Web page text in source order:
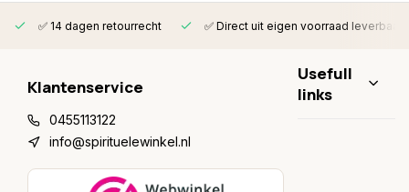
✅ 14 dagen retourrecht ✅ Direct uit eigen voorraad leverbaar
Klantenservice
0455113122
info@spirituelewinkel.nl
Usefull
links